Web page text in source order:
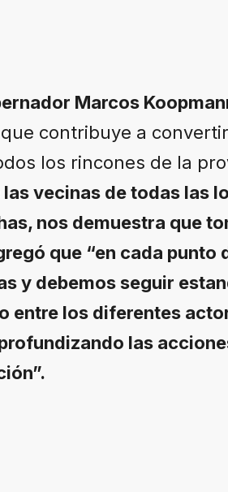
Marcos
que contribuye a
los rincones de la
vecinas de todas las
nos demuestra que
que “en cada punto
y debemos seguir
entre los diferentes
las